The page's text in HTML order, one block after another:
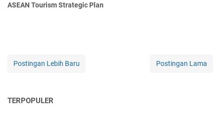
ASEAN Tourism Strategic Plan
Postingan Lebih Baru Postingan Lama
TERPOPULER